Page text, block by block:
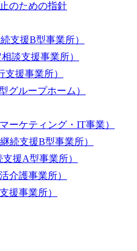
のための指針
続支援B型事業所）
相談支援事業所）
支援事業所）
グループホーム）
マーケティング・IT事業）
継続支援B型事業所）
支援A型事業所）
活介護事業所）
援事業所）